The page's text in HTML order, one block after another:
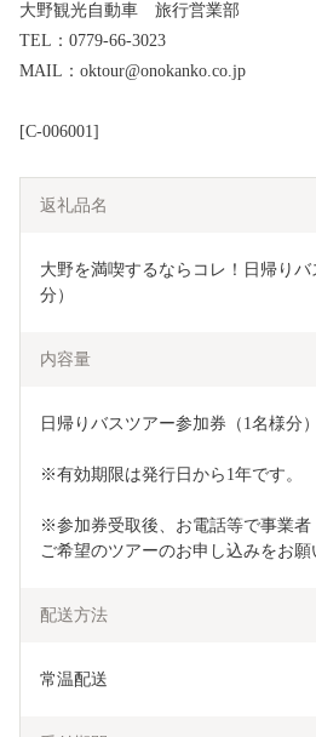
大野観光自動車 旅行営業部
TEL：0779-66-3023
MAIL：oktour@onokanko.co.jp
[C-006001]
返礼品名
大野を満喫するならコレ！日帰り
分）
内容量
日帰りバスツアー参加券（1名様分）
※有効期限は発行日から1年です。
※参加券受取後、お電話等で事業
ご希望のツアーのお申し込みをお願
配送方法
常温配送